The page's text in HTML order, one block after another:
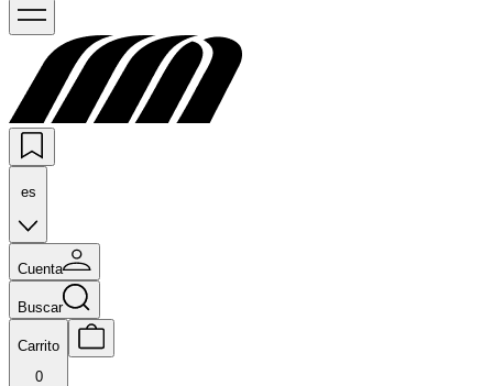
es
Cuenta
Buscar
Carrito
0